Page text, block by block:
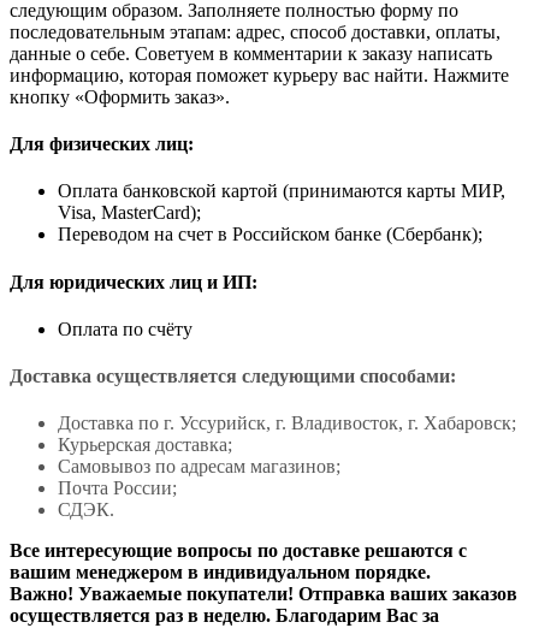
следующим образом. Заполняете полностью форму по
последовательным этапам: адрес, способ доставки, оплаты,
данные о себе. Советуем в комментарии к заказу написать
информацию, которая поможет курьеру вас найти. Нажмите
кнопку «Оформить заказ».
Для физических лиц:
Оплата банковской картой (принимаются карты МИР,
Visa, MasterCard);
Переводом на счет в Российском банке (Сбербанк);
Для юридических лиц и ИП:
Оплата по счёту
Доставка осуществляется следующими способами:
Доставка по г. Уссурийск, г. Владивосток, г. Хабаровск;
Курьерская доставка;
Самовывоз по адресам магазинов;
Почта России;
СДЭК.
Все интересующие вопросы по доставке решаются с
вашим менеджером в индивидуальном порядке.
Важно! Уважаемые покупатели! Отправка ваших заказов
осуществляется раз в неделю. Благодарим Вас за